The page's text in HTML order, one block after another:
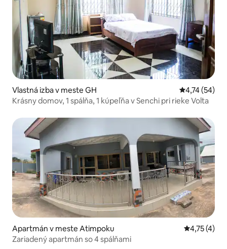
Vlastná izba v meste GH Priemerné
4,74 (54)
Krásny domov, 1 spálňa, 1 kúpeľňa v Senchi pri rieke Volta
Apartmán v meste Atimpoku Priemerné
4,75 (4)
Zariadený apartmán so 4 spálňami